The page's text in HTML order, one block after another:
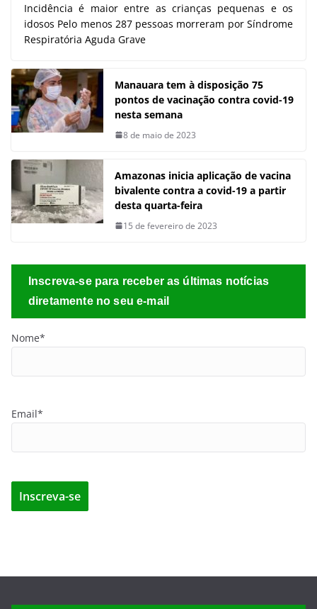
Incidência é maior entre as crianças pequenas e os
idosos Pelo menos 287 pessoas morreram por Síndrome
Respiratória Aguda Grave
Manauara tem à disposição 75
pontos de vacinação contra covid-19
nesta semana
8 de maio de 2023
Amazonas inicia aplicação de vacina
bivalente contra a covid-19 a partir
desta quarta-feira
15 de fevereiro de 2023
Inscreva-se para receber as últimas notícias
diretamente no seu e-mail
Nome*
Email*